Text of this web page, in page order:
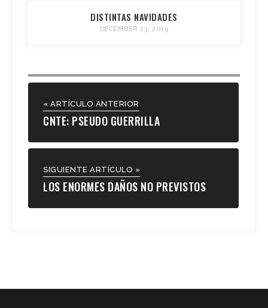
DISTINTAS NAVIDADES
DECEMBER 23, 2019
« ARTÍCULO ANTERIOR
CNTE: PSEUDO GUERRILLA
SIGUIENTE ARTÍCULO »
LOS ENORMES DAÑOS NO PREVISTOS